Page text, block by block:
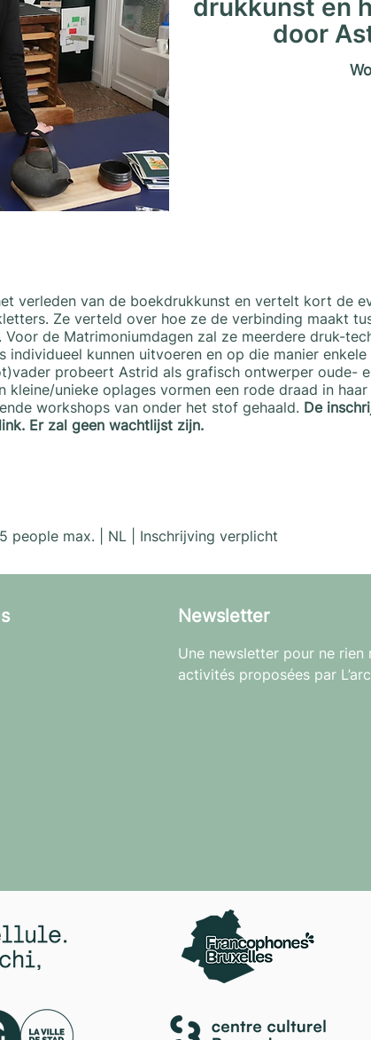
drukkunst en
door
verleden van de boekdrukkunst en vertelt kort de
Ze verteld over hoe ze de verbinding maakt
de Matrimoniumdagen zal ze meerdere druk-
kunnen uitvoeren en op die manier
probeert Astrid als grafisch ontwerper oude-
kleine/unieke oplages vormen een rode draad in
workshops van onder het stof gehaald. De
. Er zal geen wachtlijst zijn.
people max. | NL | Inschrijving verplicht
Newsletter
Une newsletter pour ne
activités proposées par